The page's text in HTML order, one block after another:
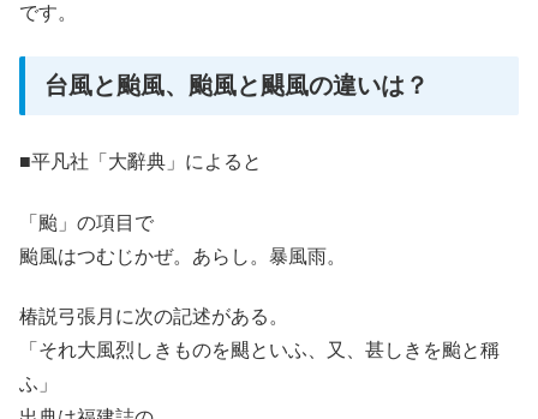
です。
台風と颱風、颱風と颶風の違いは？
■平凡社「大辭典」によると
「颱」の項目で
颱風はつむじかぜ。あらし。暴風雨。
椿説弓張月に次の記述がある。
「それ大風烈しきものを颶といふ、又、甚しきを颱と稱
ふ」